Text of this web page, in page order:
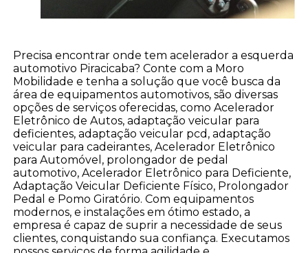
Precisa encontrar onde tem acelerador a esquerda
automotivo Piracicaba? Conte com a Moro
Mobilidade e tenha a solução que você busca da
área de equipamentos automotivos, são diversas
opções de serviços oferecidas, como Acelerador
Eletrônico de Autos, adaptação veicular para
deficientes, adaptação veicular pcd, adaptação
veicular para cadeirantes, Acelerador Eletrônico
para Automóvel, prolongador de pedal
automotivo, Acelerador Eletrônico para Deficiente,
Adaptação Veicular Deficiente Físico, Prolongador
Pedal e Pomo Giratório. Com equipamentos
modernos, e instalações em ótimo estado, a
empresa é capaz de suprir a necessidade de seus
clientes, conquistando sua confiança. Executamos